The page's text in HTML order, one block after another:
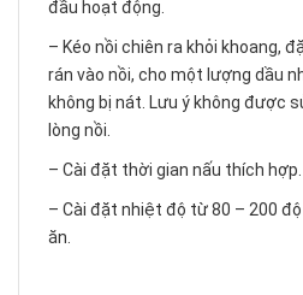
đầu hoạt động.
– Kéo nồi chiên ra khỏi khoang,
rán vào nồi, cho một lượng dầu
không bị nát. Lưu ý không được
lòng nồi.
– Cài đặt thời gian nấu thích hợp.
– Cài đặt nhiệt độ từ 80 – 200
ăn.